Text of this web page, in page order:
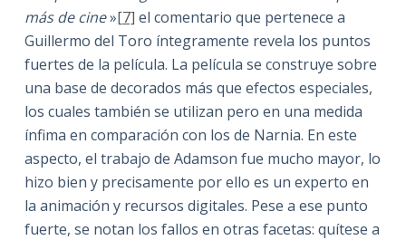
más de cine»[7] el comentario que pertenece a
Guillermo del Toro íntegramente revela los puntos
fuertes de la película. La película se construye sobre
una base de decorados más que efectos especiales,
los cuales también se utilizan pero en una medida
ínfima en comparación con los de Narnia. En este
aspecto, el trabajo de Adamson fue mucho mayor, lo
hizo bien y precisamente por ello es un experto en
la animación y recursos digitales. Pese a ese punto
fuerte, se notan los fallos en otras facetas: quítese a